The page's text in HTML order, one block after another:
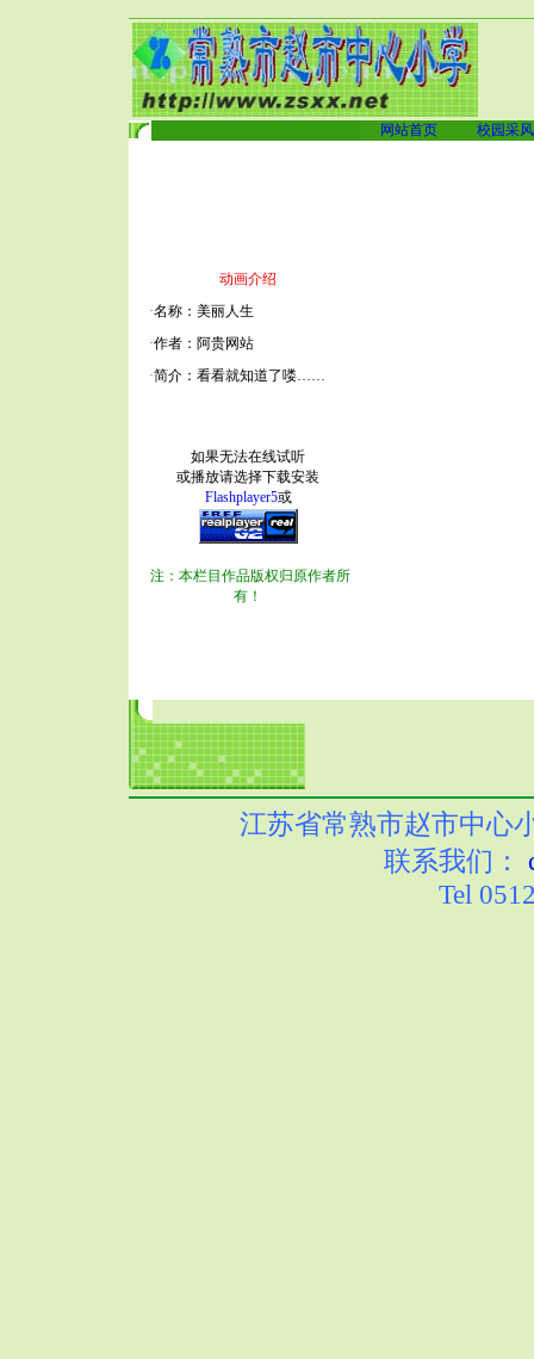
网站首页 校园采风
动画介绍
·名称：美丽人生
·作者：阿贵网站
·简介：看看就知道了喽……
如果无法在线试听
或播放请选择下载安装
Flashplayer5或
注：本栏目作品版权归原作者所
有！
江苏省常熟市赵市中心
联系我们：
Tel